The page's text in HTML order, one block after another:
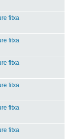
fitxa
fitxa
fitxa
fitxa
fitxa
fitxa